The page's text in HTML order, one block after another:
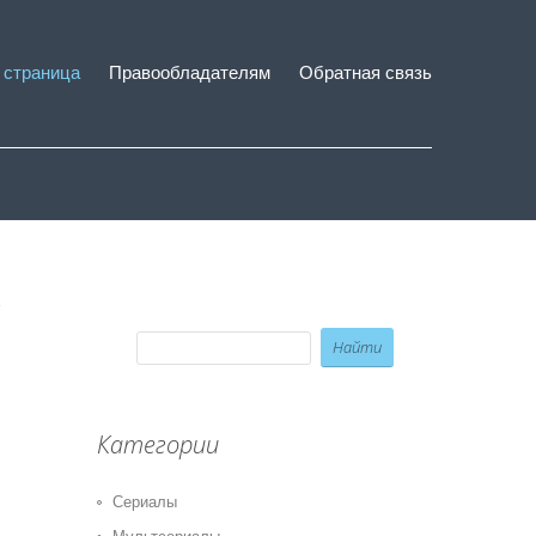
Правообладателям Обратная связь
Категории
Сериалы